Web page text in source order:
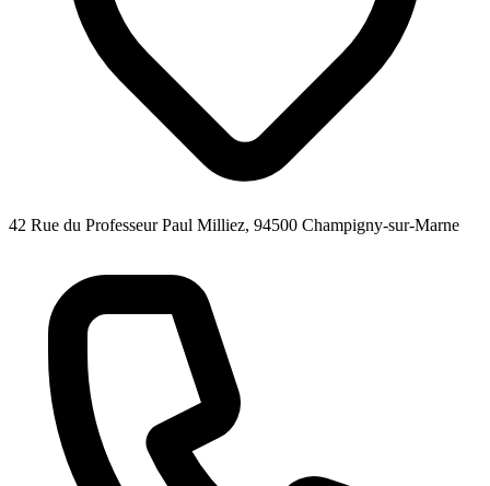
42 Rue du Professeur Paul Milliez, 94500 Champigny-sur-Marne